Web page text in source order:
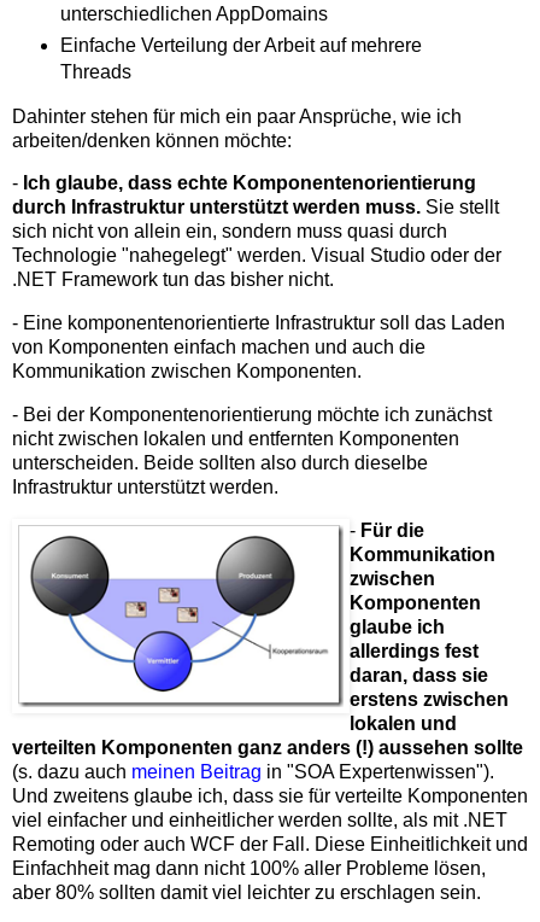
unterschiedlichen AppDomains
Einfache Verteilung der Arbeit auf mehrere
Threads
Dahinter stehen für mich ein paar Ansprüche, wie ich
arbeiten/denken können möchte:
- Ich glaube, dass echte Komponentenorientierung
durch Infrastruktur unterstützt werden muss. Sie stellt
sich nicht von allein ein, sondern muss quasi durch
Technologie "nahegelegt" werden. Visual Studio oder der
.NET Framework tun das bisher nicht.
- Eine komponentenorientierte Infrastruktur soll das Laden
von Komponenten einfach machen und auch die
Kommunikation zwischen Komponenten.
- Bei der Komponentenorientierung möchte ich zunächst
nicht zwischen lokalen und entfernten Komponenten
unterscheiden. Beide sollten also durch dieselbe
Infrastruktur unterstützt werden.
- Für die
Kommunikation
zwischen
Komponenten
glaube ich
allerdings fest
daran, dass sie
erstens zwischen
lokalen und
verteilten Komponenten ganz anders (!) aussehen sollte
(s. dazu auch meinen Beitrag in "SOA Expertenwissen").
Und zweitens glaube ich, dass sie für verteilte Komponenten
viel einfacher und einheitlicher werden sollte, als mit .NET
Remoting oder auch WCF der Fall. Diese Einheitlichkeit und
Einfachheit mag dann nicht 100% aller Probleme lösen,
aber 80% sollten damit viel leichter zu erschlagen sein.